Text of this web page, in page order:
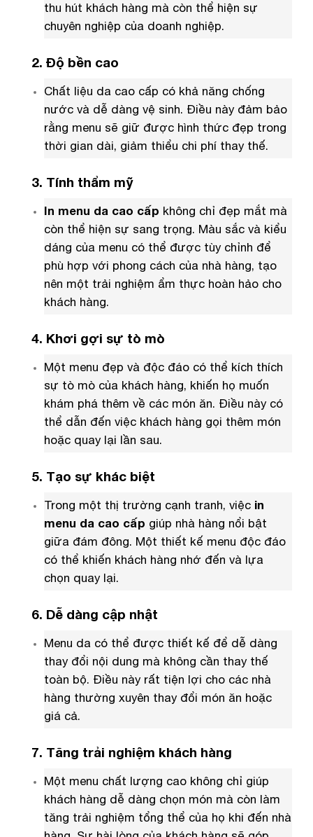
thu hút khách hàng mà còn thể hiện sự
chuyên nghiệp của doanh nghiệp.
2. Độ bền cao
Chất liệu da cao cấp có khả năng chống
nước và dễ dàng vệ sinh. Điều này đảm bảo
rằng menu sẽ giữ được hình thức đẹp trong
thời gian dài, giảm thiểu chi phí thay thế.
3. Tính thẩm mỹ
In menu da cao cấp không chỉ đẹp mắt mà
còn thể hiện sự sang trọng. Màu sắc và kiểu
dáng của menu có thể được tùy chỉnh để
phù hợp với phong cách của nhà hàng, tạo
nên một trải nghiệm ẩm thực hoàn hảo cho
khách hàng.
4. Khơi gợi sự tò mò
Một menu đẹp và độc đáo có thể kích thích
sự tò mò của khách hàng, khiến họ muốn
khám phá thêm về các món ăn. Điều này có
thể dẫn đến việc khách hàng gọi thêm món
hoặc quay lại lần sau.
5. Tạo sự khác biệt
Trong một thị trường cạnh tranh, việc in
menu da cao cấp giúp nhà hàng nổi bật
giữa đám đông. Một thiết kế menu độc đáo
có thể khiến khách hàng nhớ đến và lựa
chọn quay lại.
6. Dễ dàng cập nhật
Menu da có thể được thiết kế để dễ dàng
thay đổi nội dung mà không cần thay thế
toàn bộ. Điều này rất tiện lợi cho các nhà
hàng thường xuyên thay đổi món ăn hoặc
giá cả.
7. Tăng trải nghiệm khách hàng
Một menu chất lượng cao không chỉ giúp
khách hàng dễ dàng chọn món mà còn làm
tăng trải nghiệm tổng thể của họ khi đến nhà